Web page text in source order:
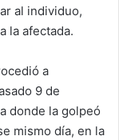
al individuo,
la afectada.
a
9 de
donde la golpeó
mismo día, en la